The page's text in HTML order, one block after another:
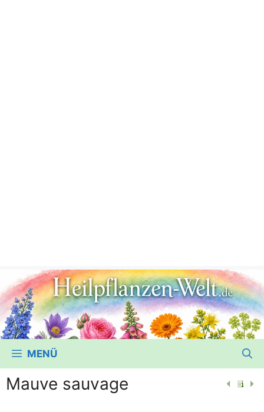
MENÜ
Mauve sauvage